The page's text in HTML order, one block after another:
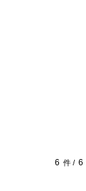
6 件 / 6